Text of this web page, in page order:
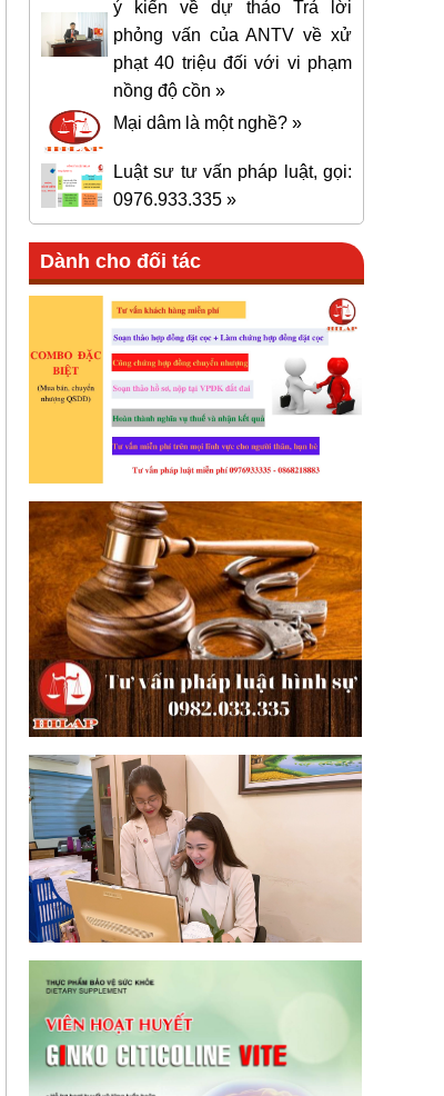
ý kiến về dự thảo Trả lời
phỏng vấn của ANTV về xử
phạt 40 triệu đối với vi phạm
nồng độ cồn »
Mại dâm là một nghề? »
Luật sư tư vấn pháp luật, gọi:
0976.933.335 »
Dành cho đối tác